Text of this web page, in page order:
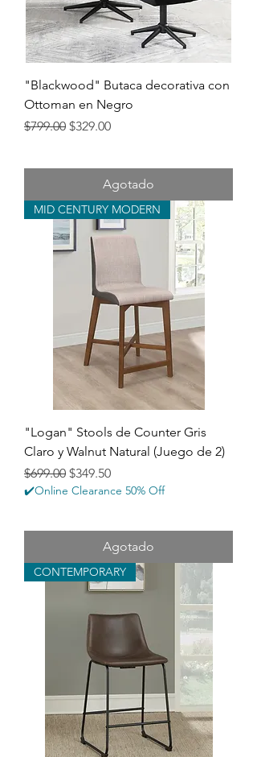
"Blackwood" Butaca decorativa con
Ottoman en Negro
Precio
$799.00 Precio de oferta
$329.00
Agotado
MID CENTURY MODERN
"Logan" Stools de Counter Gris
Claro y Walnut Natural (Juego de 2)
Precio
$699.00 Precio de oferta
$349.50
✔️Online Clearance 50% Off
Agotado
CONTEMPORARY